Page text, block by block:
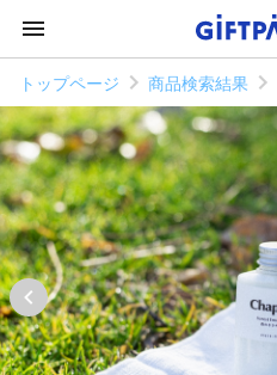
トップページ 商品検索結果